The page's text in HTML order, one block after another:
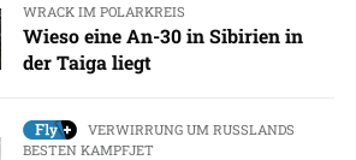
WRACK IM POLARKREIS
Wieso eine An-30 in Sibirien in
der Taiga liegt
VERWIRRUNG UM RUSSLANDS
BESTEN KAMPFJET